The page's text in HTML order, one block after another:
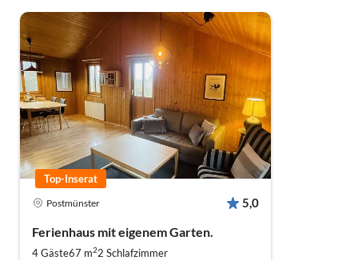
Postmünster 5,0
Ferienhaus mit eigenem Garten.
4 Gäste67 m22 Schlafzimmer
Top-Inserat